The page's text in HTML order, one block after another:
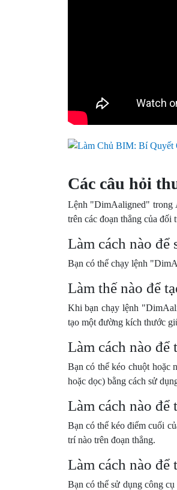
Các câu hỏi
Lệnh "DimAaligned" trong
trên các đoạn thẳng của
Làm cách nào
Bạn có thể chạy lệnh
Làm thế nào để
Khi bạn chạy lệnh
tạo một đường kích thước
Làm cách nào
Bạn có thể kéo chuột hoặc
hoặc dọc) bằng cách sử
Làm cách nào
Bạn có thể kéo điểm cuối
trí nào trên đoạn thẳng.
Làm cách nào
Bạn có thể sử dụng công